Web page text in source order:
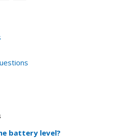
battery level?